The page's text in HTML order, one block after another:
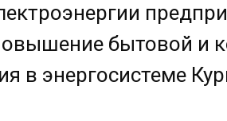
бытовой и
в энергосистеме